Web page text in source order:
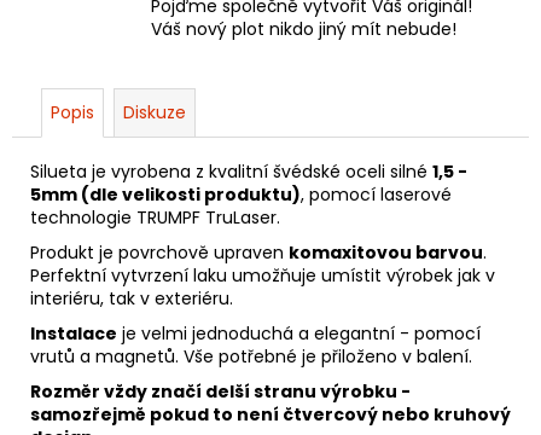
Pojďme společně vytvořit Váš originál!
Váš nový plot nikdo jiný mít nebude!
Popis Diskuze
Silueta je vyrobena z kvalitní švédské oceli silné 1,5 -
5mm (dle velikosti produktu), pomocí laserové
technologie TRUMPF TruLaser.
Produkt je povrchově upraven komaxitovou barvou.
Perfektní vytvrzení laku umožňuje umístit výrobek jak v
interiéru, tak v exteriéru.
Instalace je velmi jednoduchá a elegantní - pomocí
vrutů a magnetů. Vše potřebné je přiloženo v balení.
Rozměr vždy značí delší stranu výrobku -
samozřejmě pokud to není čtvercový nebo kruhový